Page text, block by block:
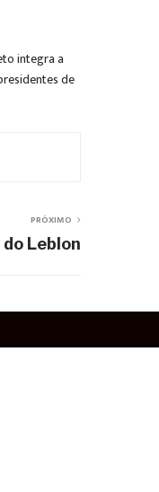
integra a
de
PRÓXIMO
Leblon